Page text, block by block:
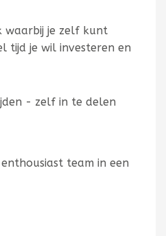
waarbij je zelf kunt
tijd je wil investeren en
- zelf in te delen
team in een